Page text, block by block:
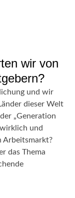
wir von
und wir
dieser Welt
„Generation
und
Arbeitsmarkt?
das Thema